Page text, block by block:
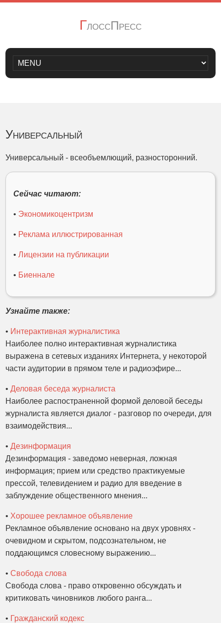
ГлоссПресс
Универсальный
Универсальный - всеобъемлющий, разносторонний.
Сейчас читают:
• Экономикоцентризм
• Реклама иллюстрированная
•Лицензии на публикации
• Биеннале
Узнайте также:
• Интерактивная журналистика
Наиболее полно интерактивная журналистика
выражена в сетевых изданиях Интернета, у некоторой
части аудитории в прямом теле и радиоэфире...
•Деловая беседа журналиста
Наиболее распостраненной формой деловой беседы
журналиста является диалог - разговор по очереди, для
взаимодействия...
•Дезинформация
Дезинформация - заведомо неверная, ложная
информация; прием или средство практикуемые
прессой, телевидением и радио для введение в
заблуждение общественного мнения...
• Хорошее рекламное объявление
Рекламное объявление основано на двух уровнях -
очевидном и скрытом, подсознательном, не
поддающимся словесному выражению...
•Свобода слова
Свобода слова - право откровенно обсуждать и
критиковать чиновников любого ранга...
• Гражданский кодекс